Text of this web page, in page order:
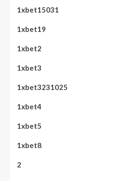
1xbet15031
1xbet19
1xbet2
1xbet3
1xbet3231025
1xbet4
1xbet5
1xbet8
2